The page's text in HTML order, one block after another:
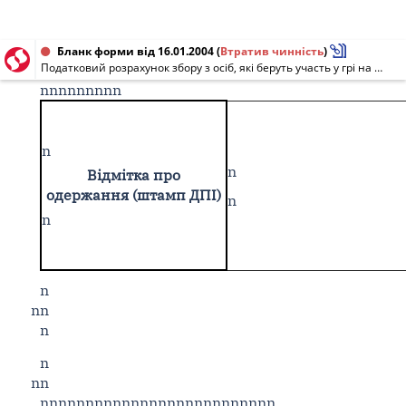
Бланк форми від 16.01.2004(Втратив чинність)
Податковий розрахунок збору з осіб, які беруть участь у грі на тоталізаторі та на іподромі [місячний: січень 2004 р. - грудень 2010 р.; квартальний: I кв. 2004 р. - IV кв. 2010 р.]
nnnnnnnnn
n
Відмітка про
одержання (штамп ДПІ)
n
n
n
n
nn
n
n
nn
nnnnnnnnnnnnnnnnnnnnnnnnnn